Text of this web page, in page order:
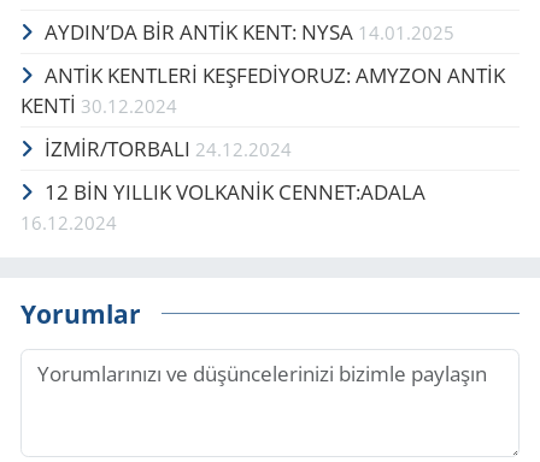
AYDIN’DA BİR ANTİK KENT: NYSA 14.01.2025
ANTİK KENTLERİ KEŞFEDİYORUZ: AMYZON ANTİK
KENTİ 30.12.2024
İZMİR/TOR­BA­LI 24.12.2024
12 BİN YIL­LIK VOL­KANİK CEN­NET:ADALA
16.12.2024
Yorumlar